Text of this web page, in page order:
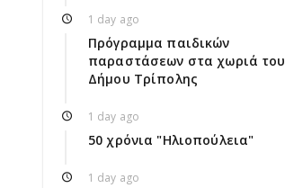
1 day ago
Πρόγραμμα παιδικών
παραστάσεων στα χωριά του
Δήμου Τρίπολης
1 day ago
50 χρόνια "Ηλιοπούλεια"
1 day ago